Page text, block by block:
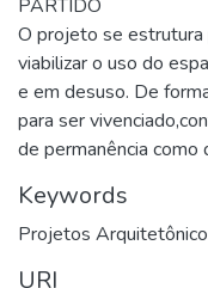
PARTIDO
O projeto se estrutura
viabilizar o uso do
e em desuso. De
para ser
de permanência como
Keywords
Projetos
URI